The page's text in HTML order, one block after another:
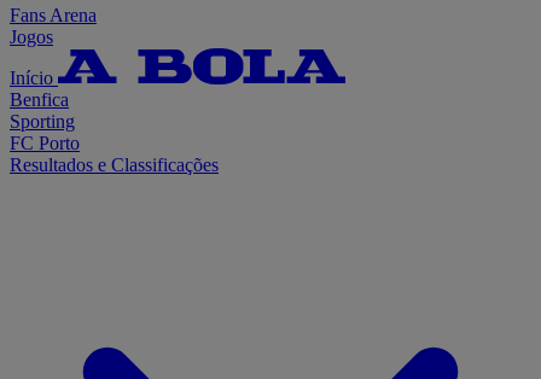
Fans Arena
Jogos
Início
Benfica
Sporting
FC Porto
Resultados e Classificações